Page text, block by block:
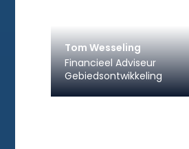
Tom Wesseling
Financieel Adviseur
Gebiedsontwikkeling